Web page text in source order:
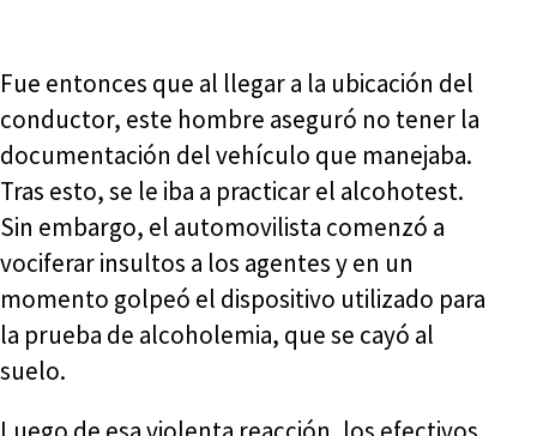
Fue entonces que al llegar a la ubicación del
conductor, este hombre aseguró no tener la
documentación del vehículo que manejaba.
Tras esto, se le iba a practicar el alcohotest.
Sin embargo, el automovilista comenzó a
vociferar insultos a los agentes y en un
momento golpeó el dispositivo utilizado para
la prueba de alcoholemia, que se cayó al
suelo.